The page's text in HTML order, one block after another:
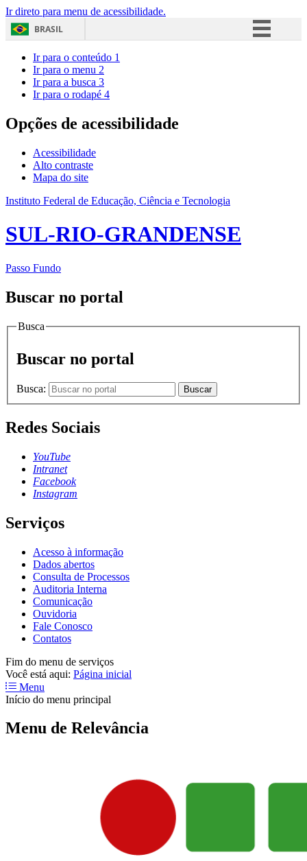
Ir direto para menu de acessibilidade.
BRASIL
Acesso à informação
Ir para o conteúdo 1
Ir para o menu 2
Ir para a busca 3
Ir para o rodapé 4
Opções de acessibilidade
Acessibilidade
Alto contraste
Mapa do site
Instituto Federal de Educação, Ciência e Tecnologia
SUL-RIO-GRANDENSE
Passo Fundo
Buscar no portal
Busca
Buscar no portal
Busca: Buscar
Redes Sociais
YouTube
Intranet
Facebook
Instagram
Serviços
Acesso à informação
Dados abertos
Consulta de Processos
Auditoria Interna
Comunicação
Ouvidoria
Fale Conosco
Contatos
Fim do menu de serviços
Você está aqui: Página inicial
Menu
Início do menu principal
Menu de Relevância